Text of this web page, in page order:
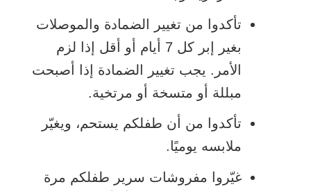
تأكدوا من تغيير الضمادة والموصلات
بغير إبر كل 7 أيام أو أقل إذا لزم
الأمر. يجب تغيير الضمادة إذا أصبحت
مبللة أو متسخة أو مرتخية.
تأكدوا من أن طفلكم يستحم، ويغيّر
ملابسه يوميًا.
غيّروا مفروشات سرير طفلكم مرة